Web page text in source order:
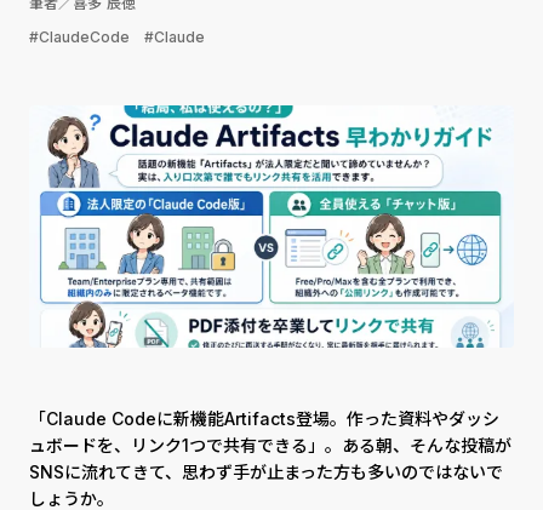
#ClaudeCode
#Claude
「Claude Codeに新機能Artifacts登場。作った資料やダッシ
ュボードを、リンク1つで共有できる」。ある朝、そんな投稿が
SNSに流れてきて、思わず手が止まった方も多いのではないで
しょうか。